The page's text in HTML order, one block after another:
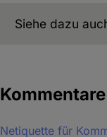
Siehe dazu
Kommentare
Netiquette für